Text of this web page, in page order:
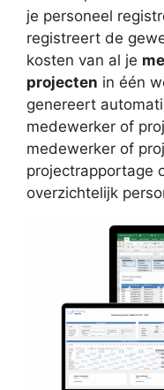
je personeel
registreert de
kosten van al je
projecten in één
genereert
medewerker of
medewerker of
projectrapportage
overzichtelijk